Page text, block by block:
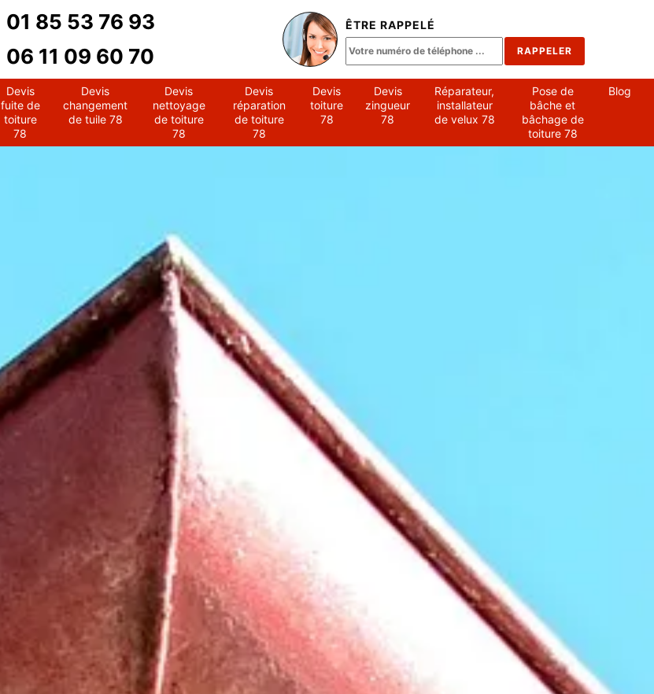
01 85 53 76 93
06 11 09 60 70
ÊTRE RAPPELÉ
Devis
fuite de
toiture
78
Devis
changement
de tuile 78
Devis
nettoyage
de toiture
78
Devis
réparation
de toiture
78
Devis
toiture
78
Devis
zingueur
78
Réparateur,
installateur
de velux 78
Pose de
bâche et
bâchage de
toiture 78
Blog